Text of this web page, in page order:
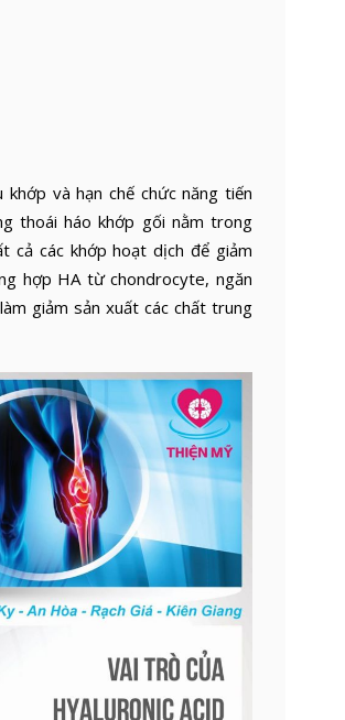
và hạn chế chức năng tiến
thoái háo khớp gối nằm trong
cả các khớp hoạt dịch để giảm
hợp HA từ chondrocyte, ngăn
giảm sản xuất các chất trung